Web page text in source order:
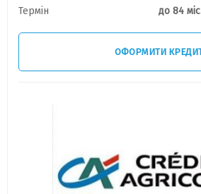
Термін
до 84
ОФОРМИТИ